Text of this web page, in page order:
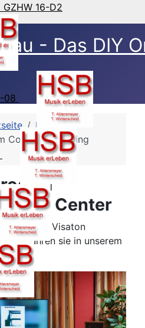
16-D2
08
- Das DIY
HSB Blog
Cologne Listening
im
Center
von Visaton
und führen sie in unserem
vor.